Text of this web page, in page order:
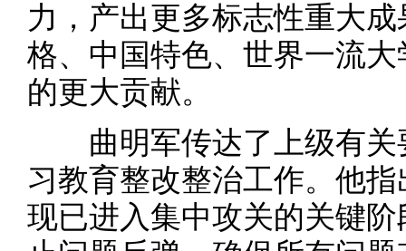
力，产出更多标志性重大
格、中国特色、世界一流
的更大贡献。
曲明军传达了上级有关
习教育整改整治工作。他
现已进入集中攻关的关键